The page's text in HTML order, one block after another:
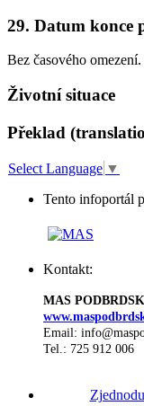
29. Datum konce
Bez časového omezení.
Životní situace
Překlad
Select Language ▼
Tento infoportál
Kontakt:
MAS
Email:
Tel.: 725 912 006